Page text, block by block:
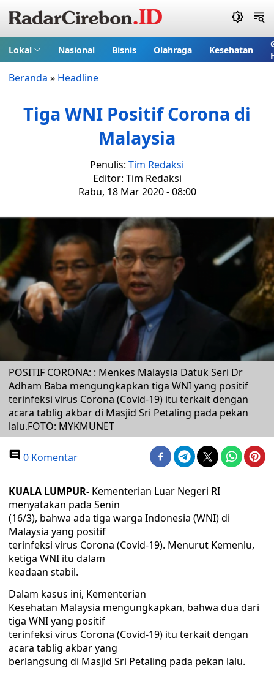
Lokal Nasional Bisnis Olahraga Kesehatan
Beranda » Headline
Tiga WNI Positif Corona di
Malaysia
Penulis: Tim Redaksi
Editor: Tim Redaksi
Rabu, 18 Mar 2020 - 08:00
POSITIF CORONA: : Menkes Malaysia Datuk Seri Dr
Adham Baba mengungkapkan tiga WNI yang positif
terinfeksi virus Corona (Covid-19) itu terkait dengan
acara tablig akbar di Masjid Sri Petaling pada pekan
lalu.FOTO: MYKMUNET
0 Komentar
KUALA LUMPUR- Kementerian Luar Negeri RI
menyatakan pada Senin
(16/3), bahwa ada tiga warga Indonesia (WNI) di
Malaysia yang positif
terinfeksi virus Corona (Covid-19). Menurut Kemenlu,
ketiga WNI itu dalam
keadaan stabil.
Dalam kasus ini, Kementerian
Kesehatan Malaysia mengungkapkan, bahwa dua dari
tiga WNI yang positif
terinfeksi virus Corona (Covid-19) itu terkait dengan
acara tablig akbar yang
berlangsung di Masjid Sri Petaling pada pekan lalu.